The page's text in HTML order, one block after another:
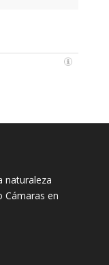
naturaleza
Cámaras en